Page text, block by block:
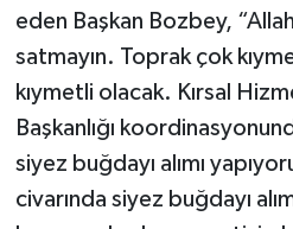
eden Başkan Bozbey, “Allah
satmayın. Toprak çok
kıymetli olacak. Kırsal
Başkanlığı
siyez buğdayı alımı
civarında siyez buğdayı